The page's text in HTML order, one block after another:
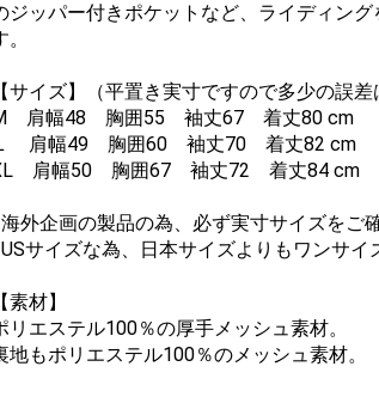
ジッパー付きポケットなど、ライディン
。
【サイズ】（平置き実寸ですので多少の誤差
肩幅48 胸囲55 袖丈67 着丈80 cm
肩幅49 胸囲60 袖丈70 着丈82 cm
肩幅50 胸囲67 袖丈72 着丈84 cm
外企画の製品の為、必ず実寸サイズをご
サイズな為、日本サイズよりもワンサイ
【素材】
リエステル100％の厚手メッシュ素材。
地もポリエステル100％のメッシュ素材。